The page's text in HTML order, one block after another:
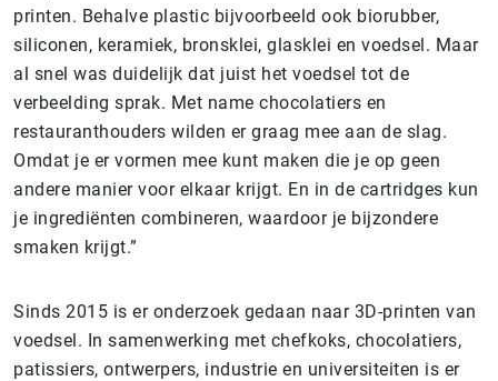
printen. Behalve plastic bijvoorbeeld ook biorubber,
siliconen, keramiek, bronsklei, glasklei en voedsel. Maar
al snel was duidelijk dat juist het voedsel tot de
verbeelding sprak. Met name chocolatiers en
restauranthouders wilden er graag mee aan de slag.
Omdat je er vormen mee kunt maken die je op geen
andere manier voor elkaar krijgt. En in de cartridges kun
je ingrediënten combineren, waardoor je bijzondere
smaken krijgt.”
Sinds 2015 is er onderzoek gedaan naar 3D-printen van
voedsel. In samenwerking met chefkoks, chocolatiers,
patissiers, ontwerpers, industrie en universiteiten is er